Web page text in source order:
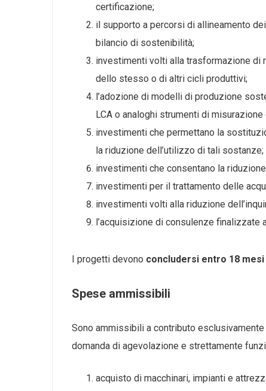
certificazione;
il supporto a percorsi di allineamento
bilancio di sostenibilità;
investimenti volti alla trasformazione di
dello stesso o di altri cicli produttivi;
l’adozione di modelli di produzione
LCA o analoghi strumenti di
investimenti che permettano la
la riduzione dell’utilizzo di tali sostanze;
investimenti che consentano la
investimenti per il trattamento delle
investimenti volti alla riduzione
l’acquisizione di consulenze finalizzate
I progetti devono concludersi entro 18 mesi
Spese ammissibili
Sono ammissibili a contributo esclusivamente
domanda di agevolazione e strettamente
acquisto di macchinari, impianti e